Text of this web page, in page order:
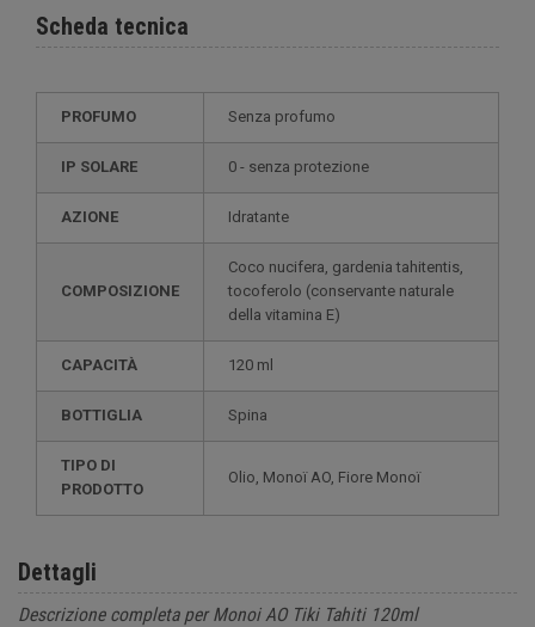
Scheda tecnica
PROFUMO Senza profumo
IP SOLARE 0 - senza protezione
AZIONE Idratante
COMPOSIZIONE
Coco nucifera, gardenia tahitentis,
tocoferolo (conservante naturale
della vitamina E)
CAPACITÀ 120 ml
BOTTIGLIA Spina
TIPO DI
PRODOTTO
Olio, Monoï AO, Fiore Monoï
Dettagli
Descrizione completa per Monoi AO Tiki Tahiti 120ml